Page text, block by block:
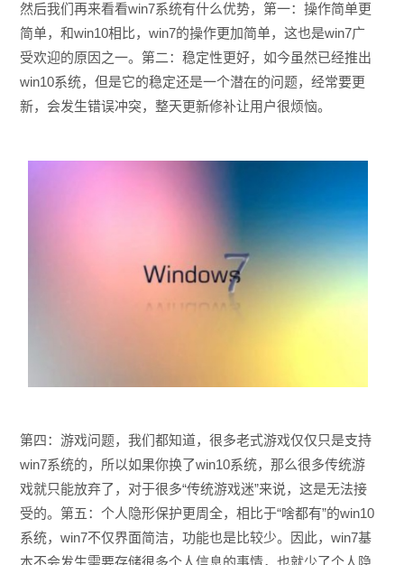
然后我们再来看看win7系统有什么优势，第一：操作简单更
简单，和win10相比，win7的操作更加简单，这也是win7广
受欢迎的原因之一。第二：稳定性更好，如今虽然已经推出
win10系统，但是它的稳定还是一个潜在的问题，经常要更
新，会发生错误冲突，整天更新修补让用户很烦恼。
第四：游戏问题，我们都知道，很多老式游戏仅仅只是支持
win7系统的，所以如果你换了win10系统，那么很多传统游
戏就只能放弃了，对于很多“传统游戏迷”来说，这是无法接
受的。第五：个人隐形保护更周全，相比于“啥都有”的win10
系统，win7不仅界面简洁，功能也是比较少。因此，win7基